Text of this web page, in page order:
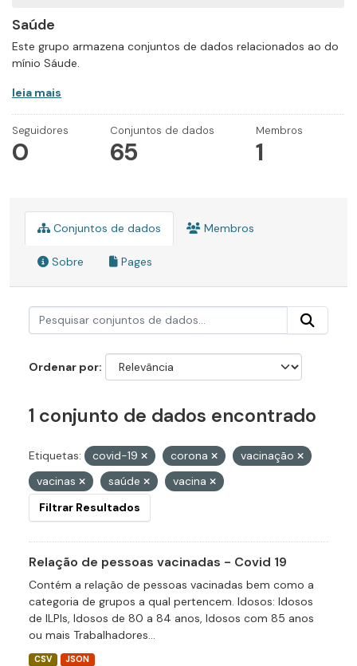
Saúde
Este grupo armazena conjuntos de dados relacionados ao do
mínio Sáude.
leia mais
Seguidores
0
Conjuntos de dados
65
Membros
1
Conjuntos de dados Membros
Sobre Pages
Ordenar por
1 conjunto de dados encontrado
Etiquetas: covid-19 corona
vacinação
vacinas
saúde
vacina
Filtrar Resultados
Relação de pessoas vacinadas - Covid 19
Contém a relação de pessoas vacinadas bem como a
categoria de grupos a qual pertencem. Idosos: Idosos
de ILPIs, Idosos de 80 a 84 anos, Idosos com 85 anos
ou mais Trabalhadores...
CSV JSON